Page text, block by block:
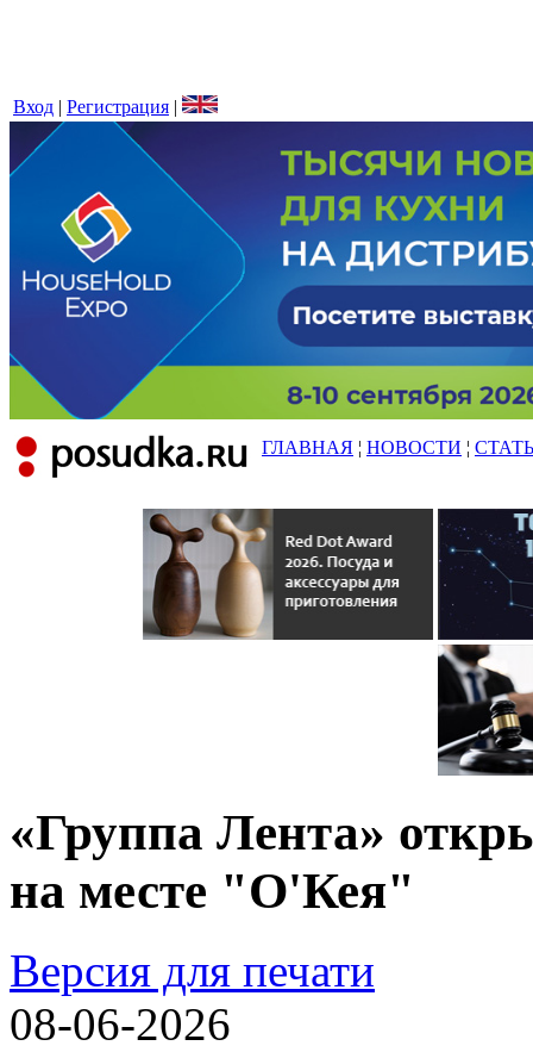
Вход | Регистрация |
ГЛАВНАЯ ¦ НОВОСТИ ¦
«Группа Лента»
на месте "О'Кея"
Версия для печати
08-06-2026